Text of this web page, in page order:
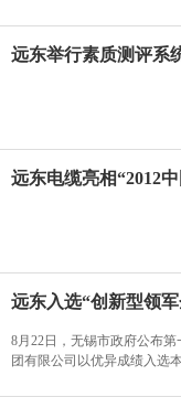
远东举行素质测评系
远东电缆亮相“2012
远东入选“创新型领
8月22日，无锡市政府公布
团有限公司以优异成绩入选